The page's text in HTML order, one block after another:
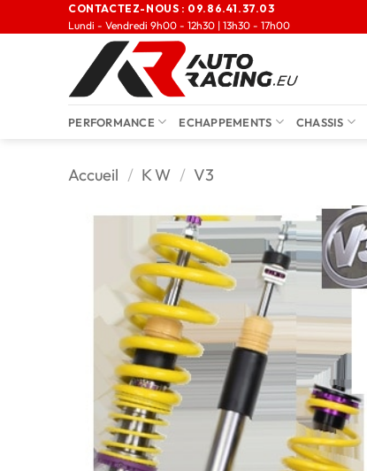
CONTACTEZ-NOUS : 09.86.41.37.03
Lundi - Vendredi 9h00 - 12h30 | 13h30 - 17h00
PERFORMANCE ECHAPPEMENTS CHASSIS
Accueil / K W / V3